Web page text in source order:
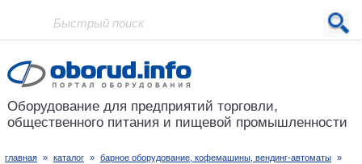
Проект основан в 2001 году
Оборудование для предприятий торговли,
общественного питания и пищевой промышленности
главная » каталог » барное оборудование, кофемашины, вендинг-автоматы »